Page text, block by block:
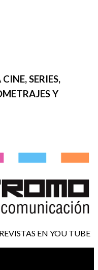
SERIES,
Y
EN YOU TUBE